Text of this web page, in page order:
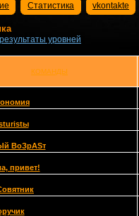
Статистика vkontakte
уровней
КОМАНДЫ
ВоЗрАSт
привет!